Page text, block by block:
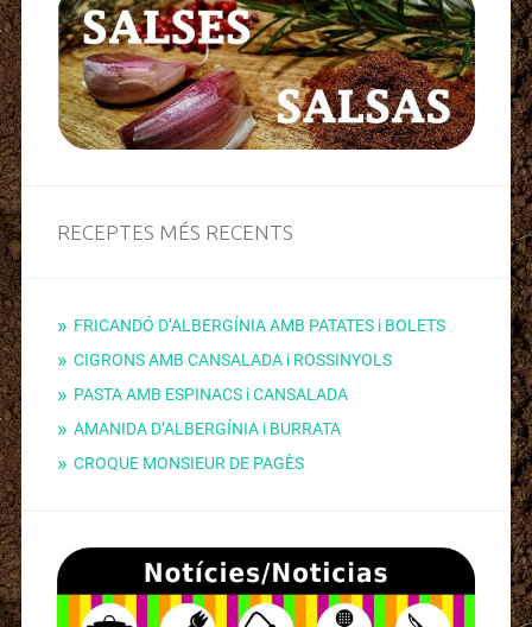
RECEPTES MÉS RECENTS
FRICANDÓ D’ALBERGÍNIA AMB PATATES i BOLETS
CIGRONS AMB CANSALADA i ROSSINYOLS
PASTA AMB ESPINACS i CANSALADA
AMANIDA D’ALBERGÍNIA i BURRATA
CROQUE MONSIEUR DE PAGÈS